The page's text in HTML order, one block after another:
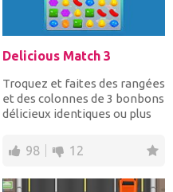
Delicious Match 3
Troquez et faites des rangées
et des colonnes de 3 bonbons
délicieux identiques ou plus
98 12